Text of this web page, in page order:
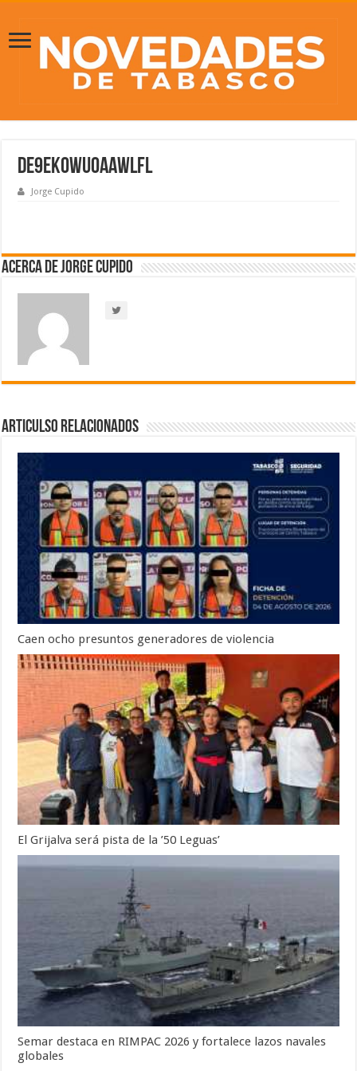
DE9Ek0WU0AAwlFL
Jorge Cupido
Acerca de Jorge Cupido
Articulso Relacionados
Caen ocho presuntos generadores de violencia
El Grijalva será pista de la ’50 Leguas’
Semar destaca en RIMPAC 2026 y fortalece lazos navales
globales